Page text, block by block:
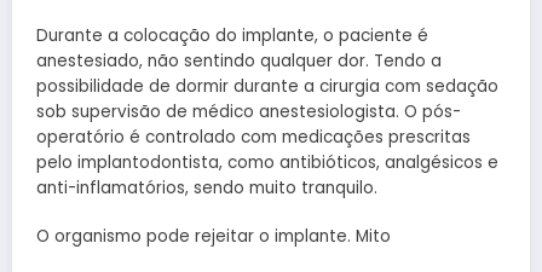
Durante a colocação do implante, o paciente é
anestesiado, não sentindo qualquer dor. Tendo a
possibilidade de dormir durante a cirurgia com sedação
sob supervisão de médico anestesiologista. O pós-
operatório é controlado com medicações prescritas
pelo implantodontista, como antibióticos, analgésicos e
anti-inflamatórios, sendo muito tranquilo.
O organismo pode rejeitar o implante. Mito